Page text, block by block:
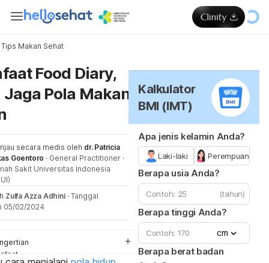
Tips Makan Sehat
Food Diary,
Pola Makan
secara medis oleh dr. Patricia
Goentoro · General Practitioner ·
Sakit Universitas Indonesia
Zulfa Azza Adhini · Tanggal
05/02/2024
Kalkulator
BMI (IMT)
Apa jenis kelamin Anda?
Laki-laki Perempuan
Berapa usia Anda?
(tahun)
Berapa tinggi Anda?
cm
Berapa berat badan